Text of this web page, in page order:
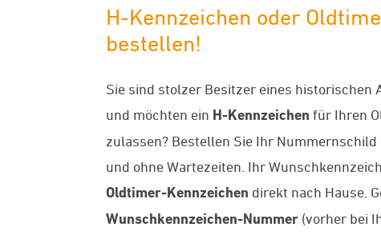
H-Kennzeichen oder
bestellen!
Sie sind stolzer Besitzer eines historischen
und möchten ein H-Kennzeichen für Ihren
zulassen? Bestellen Sie Ihr
und ohne Wartezeiten. Ihr
Oldtimer-Kennzeichen direkt nach Hause.
Wunschkennzeichen-Nummer (vorher bei